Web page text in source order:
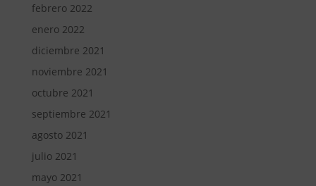
febrero 2022
enero 2022
diciembre 2021
noviembre 2021
octubre 2021
septiembre 2021
agosto 2021
julio 2021
mayo 2021